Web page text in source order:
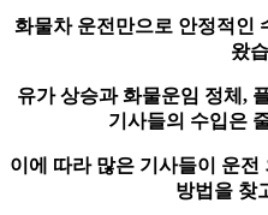
화물차 운전만으로 안정적인
왔
유가 상승과 화물운임 정체,
기사들의 수입은
이에 따라 많은 기사들이 운전
방법을 찾